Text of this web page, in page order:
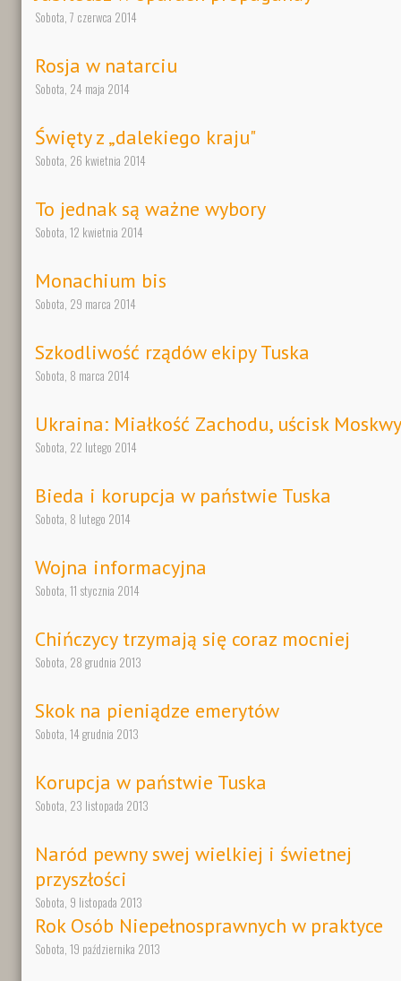
Sobota, 7 czerwca 2014
Rosja w natarciu
Sobota, 24 maja 2014
Święty z „dalekiego kraju"
Sobota, 26 kwietnia 2014
To jednak są ważne wybory
Sobota, 12 kwietnia 2014
Monachium bis
Sobota, 29 marca 2014
Szkodliwość rządów ekipy Tuska
Sobota, 8 marca 2014
Ukraina: Miałkość Zachodu, uścisk Moskwy
Sobota, 22 lutego 2014
Bieda i korupcja w państwie Tuska
Sobota, 8 lutego 2014
Wojna informacyjna
Sobota, 11 stycznia 2014
Chińczycy trzymają się coraz mocniej
Sobota, 28 grudnia 2013
Skok na pieniądze emerytów
Sobota, 14 grudnia 2013
Korupcja w państwie Tuska
Sobota, 23 listopada 2013
Naród pewny swej wielkiej i świetnej
przyszłości
Sobota, 9 listopada 2013
Rok Osób Niepełnosprawnych w praktyce
Sobota, 19 października 2013